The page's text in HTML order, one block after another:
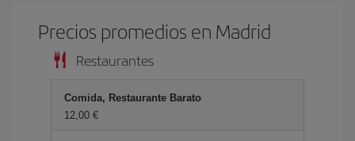
Precios promedios en Madrid
Restaurantes
Comida, Restaurante Barato
12,00 €